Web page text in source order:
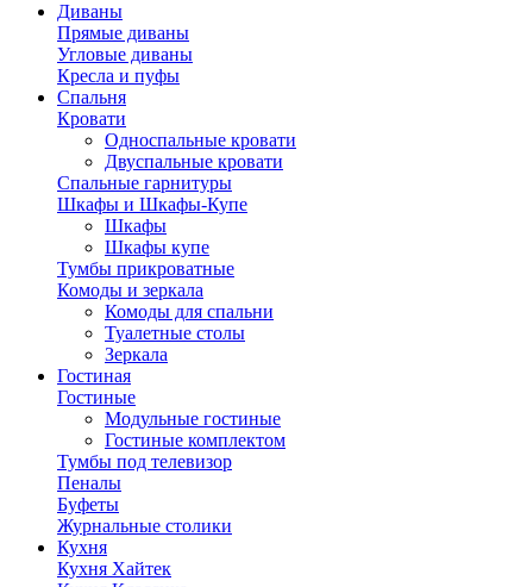
Диваны
Прямые диваны
Угловые диваны
Кресла и пуфы
Спальня
Кровати
Односпальные кровати
Двуспальные кровати
Спальные гарнитуры
Шкафы и Шкафы-Купе
Шкафы
Шкафы купе
Тумбы прикроватные
Комоды и зеркала
Комоды для спальни
Туалетные столы
Зеркала
Гостиная
Гостиные
Модульные гостиные
Гостиные комплектом
Тумбы под телевизор
Пеналы
Буфеты
Журнальные столики
Кухня
Кухня Хайтек